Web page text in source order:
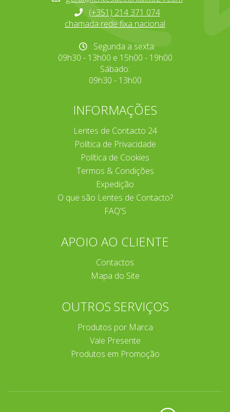
(+351) 214 371 074
chamada rede fixa nacional
Segunda a sexta:
09h30 - 13h00 e 15h00 - 19h00
Sábado:
09h30 - 13h00
INFORMAÇÕES
Lentes de Contacto 24
Política de Privacidade
Política de Cookies
Termos & Condições
Expedição
O que são Lentes de Contacto?
FAQ'S
APOIO AO CLIENTE
Contactos
Mapa do Site
OUTROS SERVIÇOS
Produtos por Marca
Vale Presente
Produtos em Promoção